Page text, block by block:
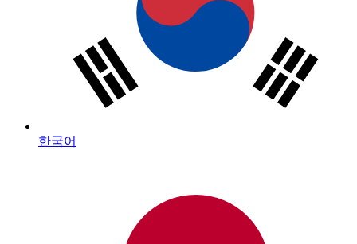
한국어